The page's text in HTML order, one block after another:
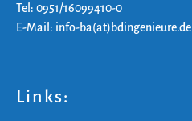
Tel: 0951/16099410-0
E-Mail: info-ba(at)bdingenieure.de
Links: